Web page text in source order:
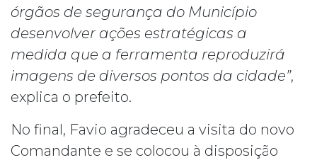
órgãos de segurança do Município
desenvolver ações estratégicas a
medida que a ferramenta reproduzirá
imagens de diversos pontos da cidade”,
explica o prefeito.
No final, Favio agradeceu a visita do novo
Comandante e se colocou à disposição